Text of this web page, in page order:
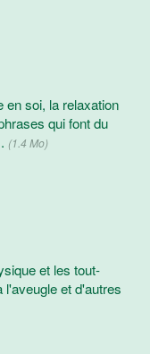
en soi, la relaxation
qui font du
(1.4 Mo)
et les tout-
l'aveugle et d'autres